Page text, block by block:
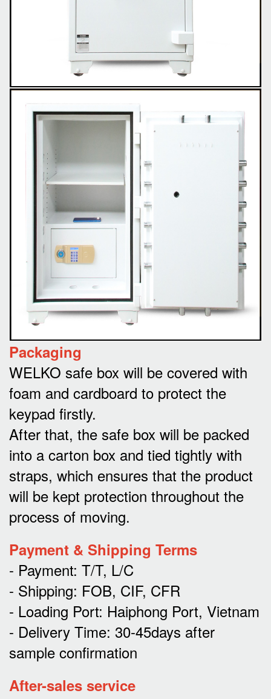
Packaging
WELKO safe box will be covered with
foam and cardboard to protect the
keypad firstly.
After that, the safe box will be packed
into a carton box and tied tightly with
straps, which ensures that the product
will be kept protection throughout the
process of moving.
Payment & Shipping Terms
- Payment: T/T, L/C
- Shipping: FOB, CIF, CFR
- Loading Port: Haiphong Port, Vietnam
- Delivery Time: 30-45days after
sample confirmation
After-sales service